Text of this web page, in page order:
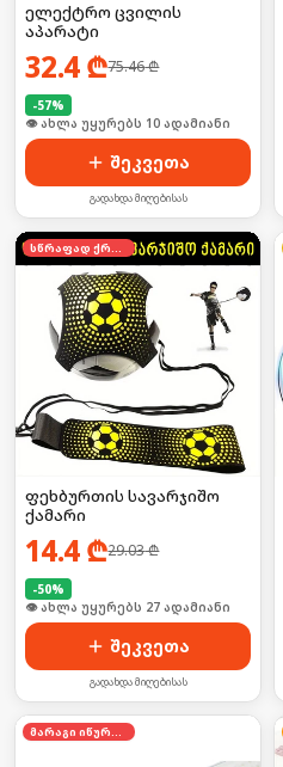
ელექტრო ცვილის
აპარატი
32.4₾75.46₾
-57%
🛒 ბოლო 24სთ-ში იყიდა 15-მა
შეკვეთა
გადახდა მიღებისას
სწრაფად ქრება
ფეხბურთის სავარჯიშო
ქამარი
14.4₾29.03₾
-50%
🛒 ბოლო 24სთ-ში იყიდა 42-მა
შეკვეთა
გადახდა მიღებისას
მარაგი იწურება